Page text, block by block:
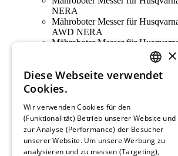
NERA
Mähroboter Messer für
AWD NERA
Mähroboter Messer für
Mähroboter Messer für
Mark II
Mähroboter Messer für
EPOS
Mähroboter Messer für
AWD EPOS
Mähroboter Messer für
EPOS
Mähroboter Messer für
GERMAN
GERMAN
×
Diese Webseite verwendet
Cookies.
Wir verwenden Cookies für den
(Funktionalität) Betrieb unserer Website und
zur Analyse (Performance) der Besucher
unserer Website. Um unsere Werbung zu
analysieren und zu messen (Targeting),